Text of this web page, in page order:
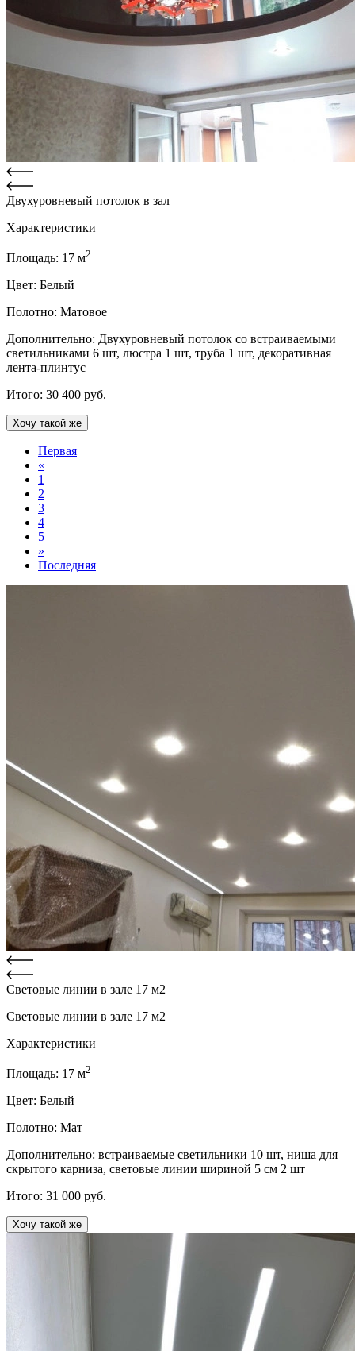
Двухуровневый потолок в зал
Характеристики
Площадь: 17 м2
Цвет: Белый
Полотно: Матовое
Дополнительно: Двухуровневый потолок со встраиваемыми
светильниками 6 шт, люстра 1 шт, труба 1 шт, декоративная
лента-плинтус
Итого: 30 400 руб.
Хочу такой же
Первая
«
1
2
3
4
5
»
Последняя
Световые линии в зале 17 м2
Световые линии в зале 17 м2
Характеристики
Площадь: 17 м2
Цвет: Белый
Полотно: Мат
Дополнительно: встраиваемые светильники 10 шт, ниша для
скрытого карниза, световые линии шириной 5 см 2 шт
Итого: 31 000 руб.
Хочу такой же